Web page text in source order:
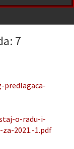
7
predlagaca-
o-radu-i-
2021.-1.pdf